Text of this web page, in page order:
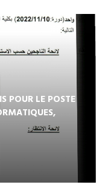
POUR LE POSTE